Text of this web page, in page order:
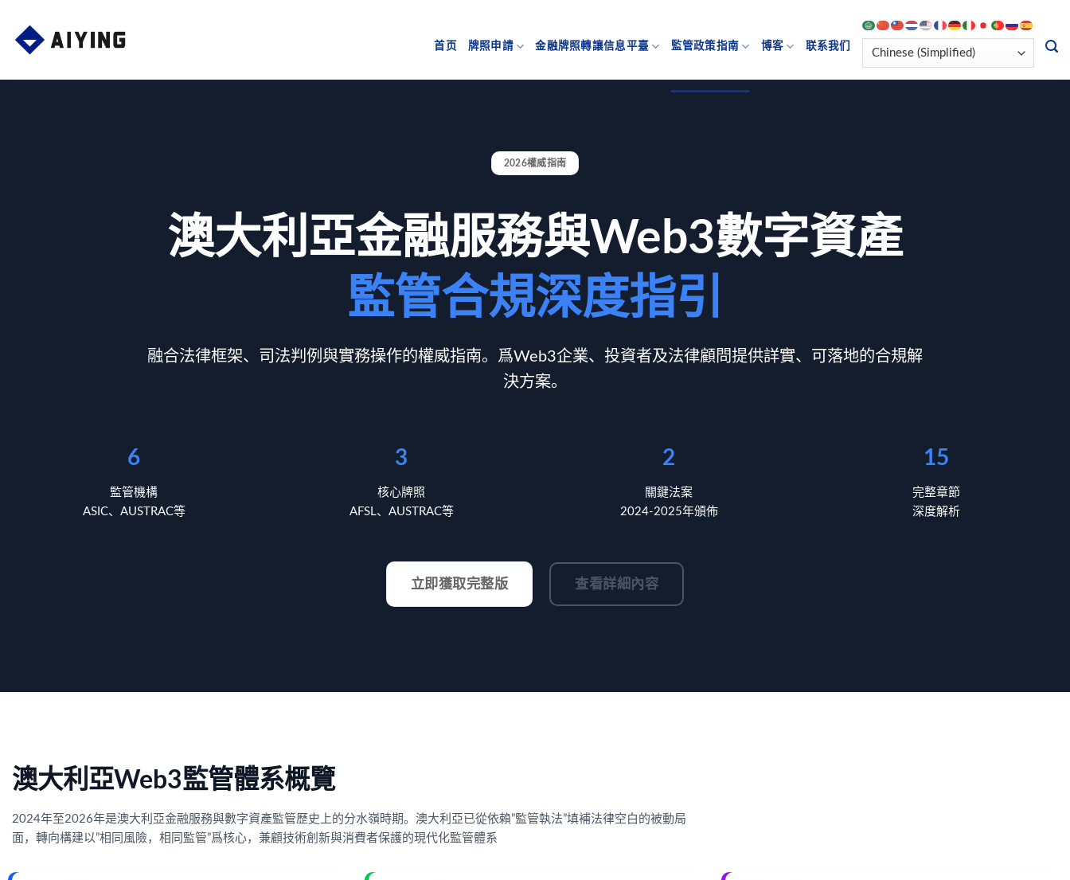
content
首页 牌照申請 金融牌照轉讓信息平臺 監管政策指南 博客 联系我们
2026權威指南
澳大利亞金融服務與Web3數字資產
監管合規深度指引
融合法律框架、司法判例與實務操作的權威指南。爲Web3企業、投資者及法律顧問提供詳實、可落地的合規解
決方案。
6
監管機構
ASIC、AUSTRAC等
3
核心牌照
AFSL、AUSTRAC等
2
關鍵法案
2024-2025年頒佈
15
完整章節
深度解析
立即獲取完整版 查看詳細內容
澳大利亞Web3監管體系概覽
2024年至2026年是澳大利亞金融服務與數字資產監管歷史上的分水嶺時期。澳大利亞已從依賴”監管執法”填補法律空白的被動局
面，轉向構建以”相同風險，相同監管”爲核心，兼顧技術創新與消費者保護的現代化監管體系